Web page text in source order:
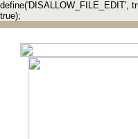
define('DISALLOW_FILE_EDIT',
true);